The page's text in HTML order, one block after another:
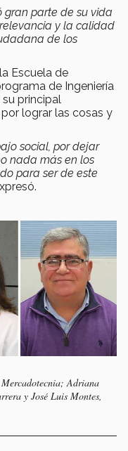
gran parte de su vida
y la calidad
de los
Escuela de
de Ingeniería
principal
lograr las cosas y
social, por dejar
nada más en los
para ser de este
Adriana
y José Luis Montes,